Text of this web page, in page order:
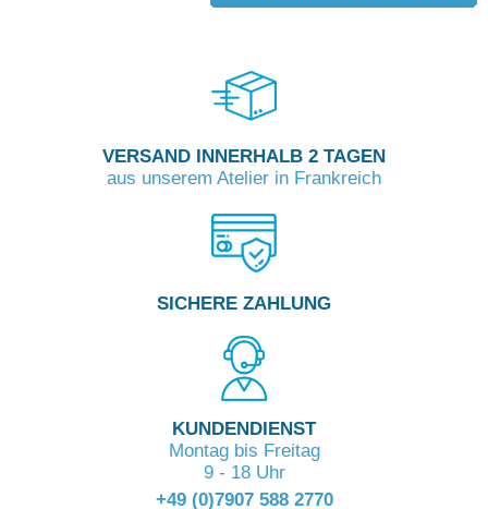
VERSAND INNERHALB 2 TAGEN
aus unserem Atelier in Frankreich
SICHERE ZAHLUNG
KUNDENDIENST
Montag bis Freitag
9 - 18 Uhr
+49 (0)7907 588 2770